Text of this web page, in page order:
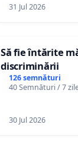
31 Jul 2026
Să fie întărite
discriminării
126 semnături
40 Semnături / 7
30 Jul 2026